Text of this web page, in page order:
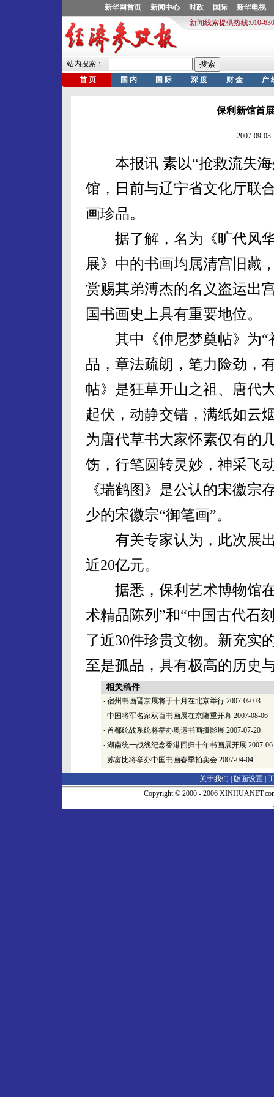
保利新馆首
2007-09-
本报讯 素以“抢救流失海
馆，日前与辽宁省文化厅联
画珍品。
据了解，名为《旷代风
展》中的书画均属清宫旧藏
赏赐其弟溥杰的名义盗运出
国书画史上具有重要地位。
其中《仲尼梦奠帖》为“
品，章法疏朗，笔力险劲，
帖》是狂草开山之祖、唐代
起伏，动静交错，满纸如云
为唐代草书大家怀素仅有的
饬，行笔圆转灵妙，神采飞
《瑞鹤图》是公认的宋徽宗
少的宋徽宗“御笔画”。
有关专家认为，此次展出
近20亿元。
据悉，保利艺术博物馆在
术精品陈列”和“中国古代石
了近30件珍贵文物。新充实
至是孤品，具有极高的历史
相关稿件
· 宿州书画晋京展将于十月在北京举行 2007-09-03
· 中国将军名家双百书画展在京隆重开幕 2007-08-06
· 首都统战系统将举办奥运书画摄影展 2007-07-20
· 湖南统一战线纪念香港回归十年书画展开展 2007-
· 苏富比将举办中国书画春季拍卖会 2007-04-04
关于我们 | 版面设置
Copyright © 2000 - 2006